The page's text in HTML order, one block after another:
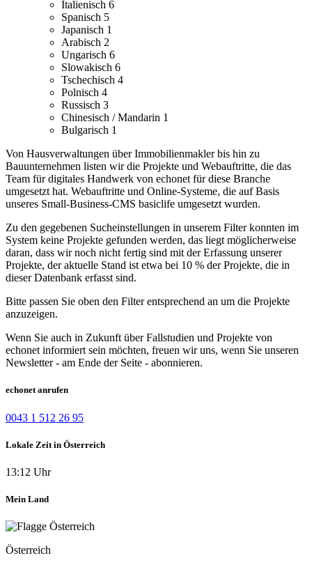
Italienisch 6
Spanisch 5
Japanisch 1
Arabisch 2
Ungarisch 6
Slowakisch 6
Tschechisch 4
Polnisch 4
Russisch 3
Chinesisch / Mandarin 1
Bulgarisch 1
Von Hausverwaltungen über Immobilienmakler bis hin zu
Bauunternehmen listen wir die Projekte und Webauftritte, die das
Team für digitales Handwerk von echonet für diese Branche
umgesetzt hat. Webauftritte und Online-Systeme, die auf Basis
unseres Small-Business-CMS basiclife umgesetzt wurden.
Zu den gegebenen Sucheinstellungen in unserem Filter konnten im
System keine Projekte gefunden werden, das liegt möglicherweise
daran, dass wir noch nicht fertig sind mit der Erfassung unserer
Projekte, der aktuelle Stand ist etwa bei 10 % der Projekte, die in
dieser Datenbank erfasst sind.
Bitte passen Sie oben den Filter entsprechend an um die Projekte
anzuzeigen.
Wenn Sie auch in Zukunft über Fallstudien und Projekte von
echonet informiert sein möchten, freuen wir uns, wenn Sie unseren
Newsletter - am Ende der Seite - abonnieren.
echonet anrufen
0043 1 512 26 95
Lokale Zeit in Österreich
13:12 Uhr
Mein Land
Österreich